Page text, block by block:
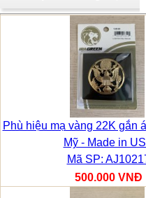
Phù hiệu mạ vàng 22K gắn
Mỹ - Made in
Mã SP:
500.000 VNĐ